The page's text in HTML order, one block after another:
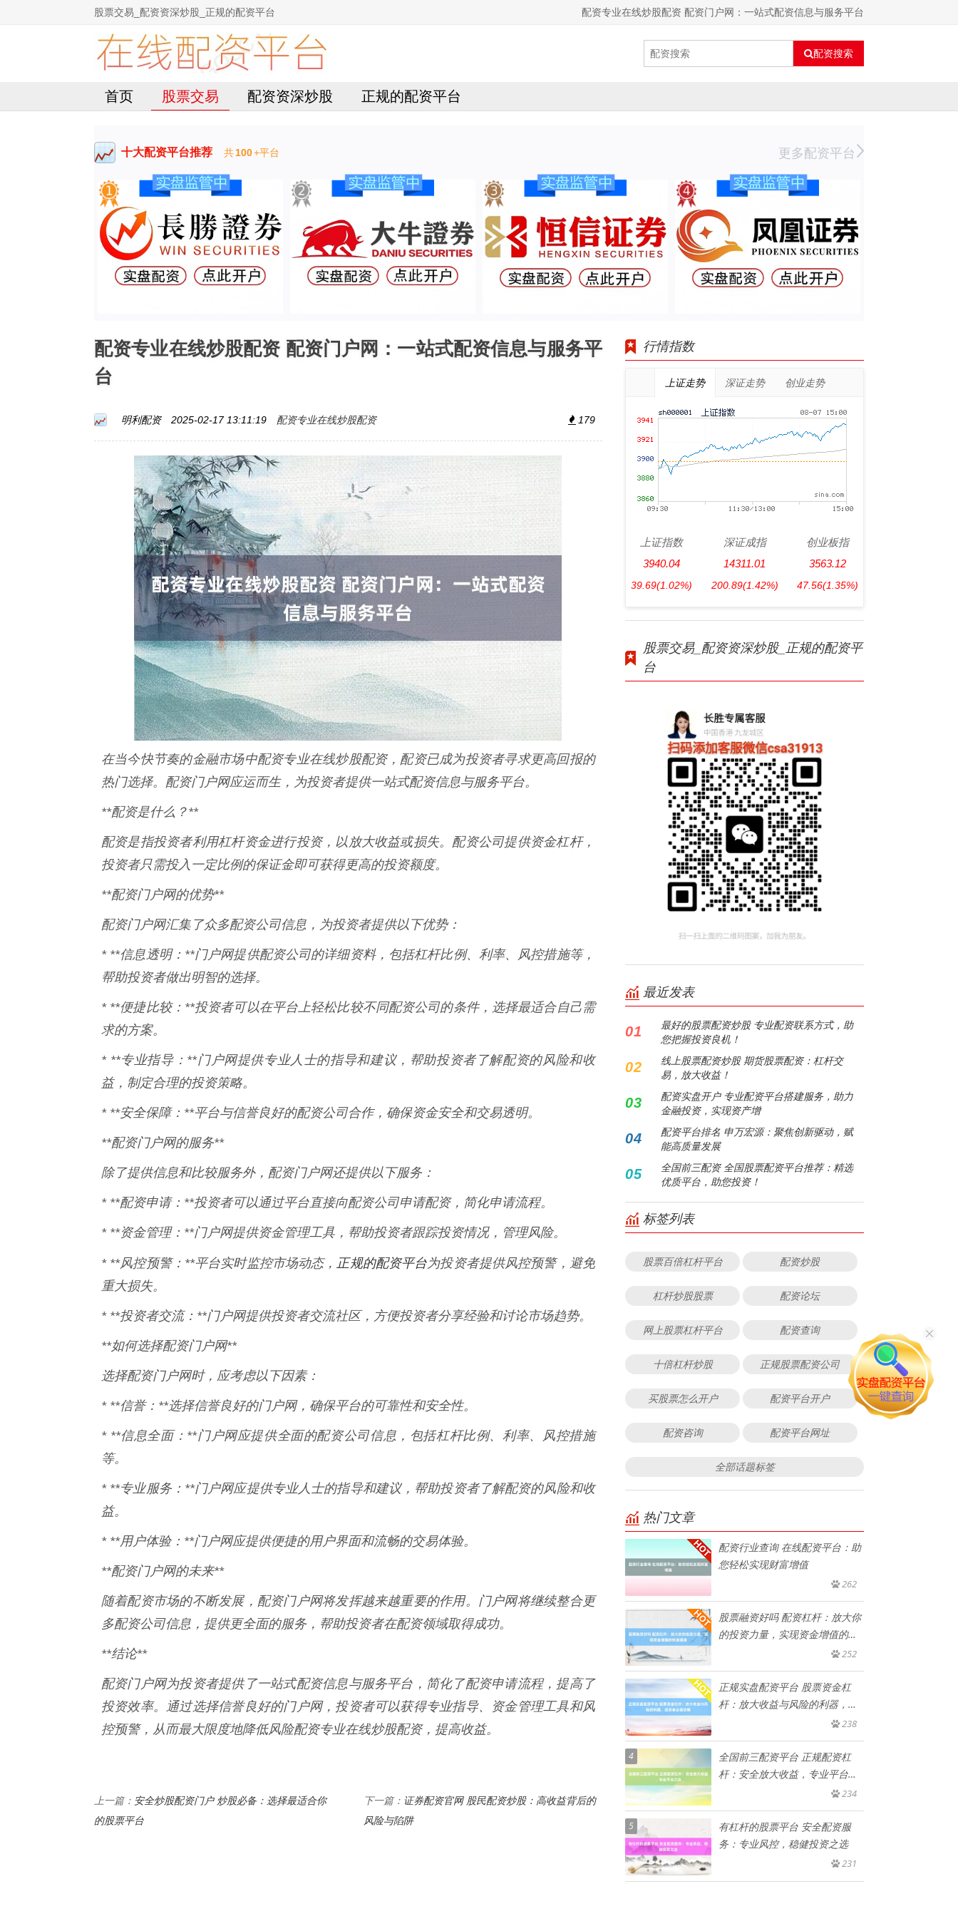
股票交易_配资资深炒股_正规的配资平台 配资专业在线炒股配资 配资门户网：一站式配资信息与服务平台
配资搜索
首页 股票交易 配资资深炒股 正规的配资平台
十大配资平台推荐 共100+平台 更多配资平台
配资专业在线炒股配资 配资门户网：一站式配资信息与服务平
台
明利配资 2025-02-17 13:11:19 配资专业在线炒股配资 179
在当今快节奏的金融市场中配资专业在线炒股配资，配资已成为投资者寻求更高回报的
热门选择。配资门户网应运而生，为投资者提供一站式配资信息与服务平台。
**配资是什么？**
配资是指投资者利用杠杆资金进行投资，以放大收益或损失。配资公司提供资金杠杆，
投资者只需投入一定比例的保证金即可获得更高的投资额度。
**配资门户网的优势**
配资门户网汇集了众多配资公司信息，为投资者提供以下优势：
* **信息透明：**门户网提供配资公司的详细资料，包括杠杆比例、利率、风控措施等，
帮助投资者做出明智的选择。
* **便捷比较：**投资者可以在平台上轻松比较不同配资公司的条件，选择最适合自己需
求的方案。
* **专业指导：**门户网提供专业人士的指导和建议，帮助投资者了解配资的风险和收
益，制定合理的投资策略。
* **安全保障：**平台与信誉良好的配资公司合作，确保资金安全和交易透明。
**配资门户网的服务**
除了提供信息和比较服务外，配资门户网还提供以下服务：
* **配资申请：**投资者可以通过平台直接向配资公司申请配资，简化申请流程。
* **资金管理：**门户网提供资金管理工具，帮助投资者跟踪投资情况，管理风险。
* **风控预警：**平台实时监控市场动态， 正规的配资平台为投资者提供风控预警，避免
重大损失。
* **投资者交流：**门户网提供投资者交流社区，方便投资者分享经验和讨论市场趋势。
**如何选择配资门户网**
选择配资门户网时，应考虑以下因素：
* **信誉：**选择信誉良好的门户网，确保平台的可靠性和安全性。
* **信息全面：**门户网应提供全面的配资公司信息，包括杠杆比例、利率、风控措施
等。
* **专业服务：**门户网应提供专业人士的指导和建议，帮助投资者了解配资的风险和收
益。
* **用户体验：**门户网应提供便捷的用户界面和流畅的交易体验。
**配资门户网的未来**
随着配资市场的不断发展，配资门户网将发挥越来越重要的作用。门户网将继续整合更
多配资公司信息，提供更全面的服务，帮助投资者在配资领域取得成功。
**结论**
配资门户网为投资者提供了一站式配资信息与服务平台，简化了配资申请流程，提高了
投资效率。通过选择信誉良好的门户网，投资者可以获得专业指导、资金管理工具和风
控预警，从而最大限度地降低风险配资专业在线炒股配资，提高收益。
上一篇： 安全炒股配资门户 炒股必备：选择最适合你
的股票平台
下一篇： 证券配资官网 股民配资炒股：高收益背后的
风险与陷阱
行情指数
上证走势 深证走势 创业走势
上证指数
3940.04
39.69(1.02%)
深证成指
14311.01
200.89(1.42%)
创业板指
3563.12
47.56(1.35%)
股票交易_配资资深炒股_正规的配资平
台
最近发表
01
最好的股票配资炒股 专业配资联系方式，助
您把握投资良机！
02
线上股票配资炒股 期货股票配资：杠杆交
易，放大收益！
03
配资实盘开户 专业配资平台搭建服务，助力
金融投资，实现资产增
04
配资平台排名 申万宏源：聚焦创新驱动，赋
能高质量发展
05
全国前三配资 全国股票配资平台推荐：精选
优质平台，助您投资！
标签列表
股票百倍杠杆平台 配资炒股
杠杆炒股股票 配资论坛
网上股票杠杆平台 配资查询
十倍杠杆炒股 正规股票配资公司
买股票怎么开户 配资平台开户
配资咨询 配资平台网址
全部话题标签
热门文章
配资行业查询 在线配资平台：助
您轻松实现财富增值
262
股票融资好吗 配资杠杆：放大你
的投资力量，实现资金增值的快
252
正规实盘配资平台 股票资金杠
杆：放大收益与风险的利器，投
238
4
全国前三配资平台 正规配资杠
杆：安全放大收益，专业平台之
234
5
有杠杆的股票平台 安全配资服
务：专业风控，稳健投资之选
231